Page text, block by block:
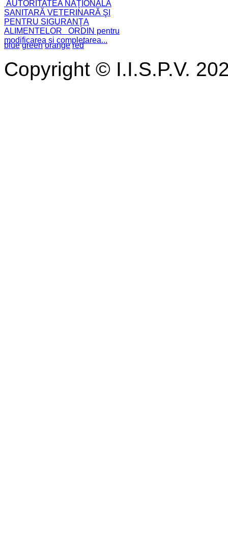
AUTORITATEA NAŢIONALĂ
SANITARĂ VETERINARĂ ŞI
PENTRU SIGURANŢA
ALIMENTELOR ORDIN pentru
modificarea și completarea...
blue green orange red
Copyright © I.I.S.P.V.